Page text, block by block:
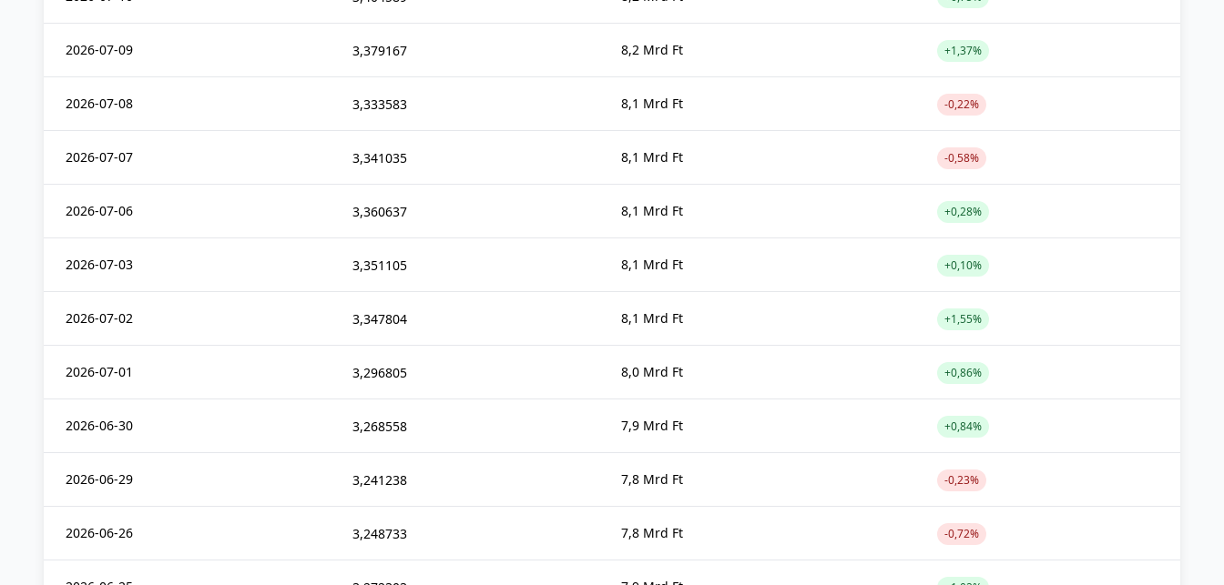
2026-07-09 3,379167 8,2 Mrd Ft +1,37%
2026-07-08 3,333583 8,1 Mrd Ft -0,22%
2026-07-07 3,341035 8,1 Mrd Ft -0,58%
2026-07-06 3,360637 8,1 Mrd Ft +0,28%
2026-07-03 3,351105 8,1 Mrd Ft +0,10%
2026-07-02 3,347804 8,1 Mrd Ft +1,55%
2026-07-01 3,296805 8,0 Mrd Ft +0,86%
2026-06-30 3,268558 7,9 Mrd Ft +0,84%
2026-06-29 3,241238 7,8 Mrd Ft -0,23%
2026-06-26 3,248733 7,8 Mrd Ft -0,72%